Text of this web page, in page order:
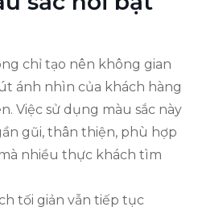
chỉ tạo nên không gian
ánh nhìn của khách hàng
Việc sử dụng màu sắc này
gũi, thân thiện, phù hợp
nhiều thực khách tìm
tối giản vẫn tiếp tục